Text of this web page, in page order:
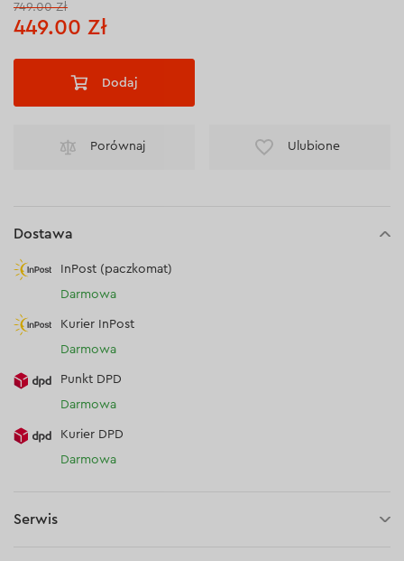
449.00 Zł
749.00 Zł
Dodaj
Porównaj Ulubione
Dostawa
InPost (paczkomat)
Darmowa
Kurier InPost
Darmowa
Punkt DPD
Darmowa
Kurier DPD
Darmowa
Serwis